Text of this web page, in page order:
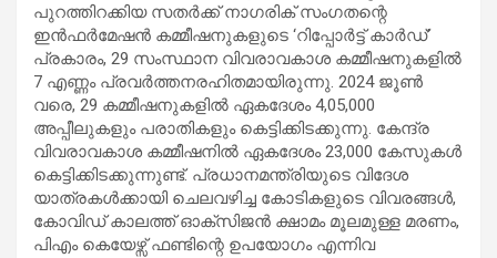
പുറത്തിറക്കിയ സതര്‍ക്ക് നാഗരിക് സംഗതന്റെ
ഇന്‍ഫര്‍മേഷന്‍ കമ്മീഷനുകളുടെ ‘റിപ്പോര്‍ട്ട് കാര്‍ഡ്’
പ്രകാരം, 29 സംസ്ഥാന വിവരാവകാശ കമ്മീഷനുകളില്‍
7 എണ്ണം പ്രവര്‍ത്തനരഹിതമായിരുന്നു. 2024 ജൂണ്‍
വരെ, 29 കമ്മീഷനുകളില്‍ ഏകദേശം 4,05,000
അപ്പീലുകളും പരാതികളും കെട്ടിക്കിടക്കുന്നു. കേന്ദ്ര
വിവരാവകാശ കമ്മീഷനില്‍ ഏകദേശം 23,000 കേസുകള്‍
കെട്ടിക്കിടക്കുന്നുണ്ട്. പ്രധാനമന്ത്രിയുടെ വിദേശ
യാത്രകള്‍ക്കായി ചെലവഴിച്ച കോടികളുടെ വിവരങ്ങള്‍,
കോവിഡ് കാലത്ത് ഓക്സിജന്‍ ക്ഷാമം മൂലമുള്ള മരണം,
പിഎം കെയേഴ്സ് ഫണ്ടിന്റെ ഉപയോഗം എന്നിവ